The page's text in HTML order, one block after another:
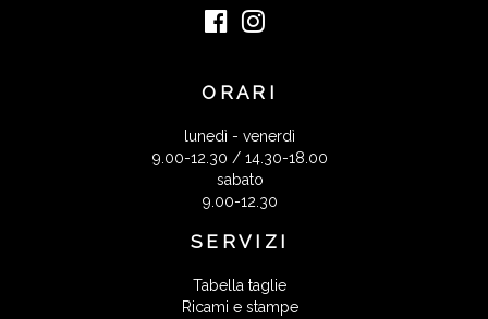
ORARI
lunedì - venerdì
9.00-12.30 / 14.30-18.00
sabato
9.00-12.30
SERVIZI
Tabella taglie
Ricami e stampe